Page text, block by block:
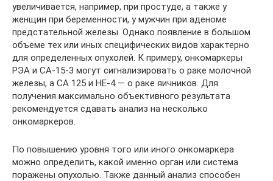
увеличивается, например, при простуде, а также у
женщин при беременности, у мужчин при аденоме
предстательной железы. Однако появление в большом
объеме тех или иных специфических видов характерно
для определенных опухолей. К примеру, онкомаркеры
РЭА и СА-15-3 могут сигнализировать о раке молочной
железы, а СА 125 и НЕ-4 — о раке яичников. Для
получения максимально объективного результата
рекомендуется сдавать анализ на несколько
онкомаркеров.
По повышению уровня того или иного онкомаркера
можно определить, какой именно орган или система
поражены опухолью. Также данный анализ способен